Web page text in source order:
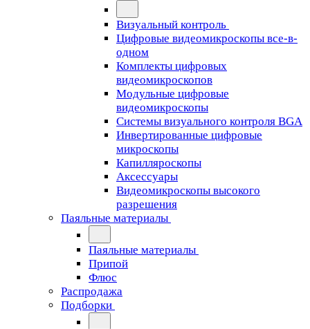
Визуальный контроль
Цифровые видеомикроскопы все-в-
одном
Комплекты цифровых
видеомикроскопов
Модульные цифровые
видеомикроскопы
Cистемы визуального контроля BGA
Инвертированные цифровые
микроскопы
Капилляроскопы
Аксессуары
Видеомикроскопы высокого
разрешения
Паяльные материалы
Паяльные материалы
Припой
Флюс
Распродажа
Подборки